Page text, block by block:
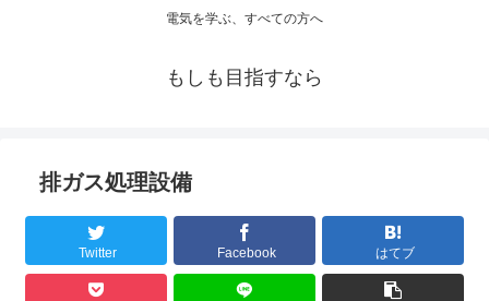
電気を学ぶ、すべての方へ
もしも目指すなら
排ガス処理設備
Twitter Facebook はてブ